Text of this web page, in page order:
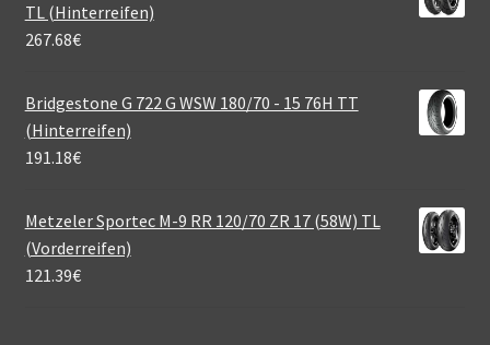
TL (Hinterreifen)
267.68€
Bridgestone G 722 G WSW 180/70 - 15 76H TT
(Hinterreifen)
191.18€
Metzeler Sportec M-9 RR 120/70 ZR 17 (58W) TL
(Vorderreifen)
121.39€